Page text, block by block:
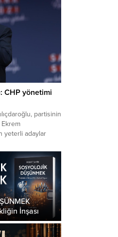
CHP yönetimi
partisinin
yeterli adaylar
İnşası